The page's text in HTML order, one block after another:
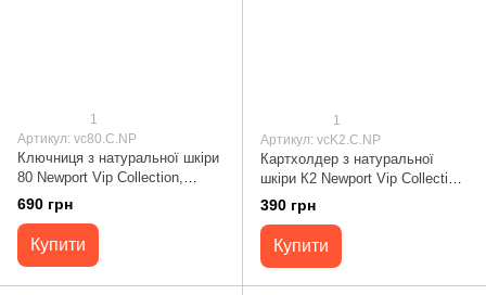
1
Артикул: vc80.C.NP
Ключниця з натуральної шкіри
80 Newport Vip Collection,
коньячна 80.C.NP
690 грн
Купити
1
Артикул: vcK2.C.NP
Картхолдер з натуральної
шкіри К2 Newport Vip Collection,
коньячний K2.C.NP
390 грн
Купити